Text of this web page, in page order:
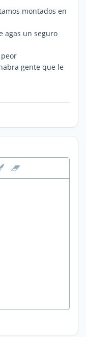
montados en
agas un seguro
gente que le